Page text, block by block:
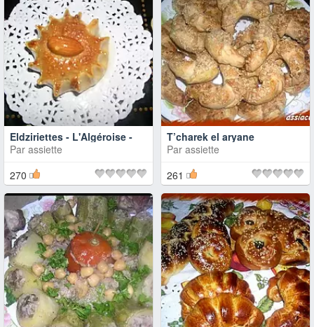
Eldziriettes - L'Algéroise -
Par assiette
270
T’charek el aryane
Par assiette
261